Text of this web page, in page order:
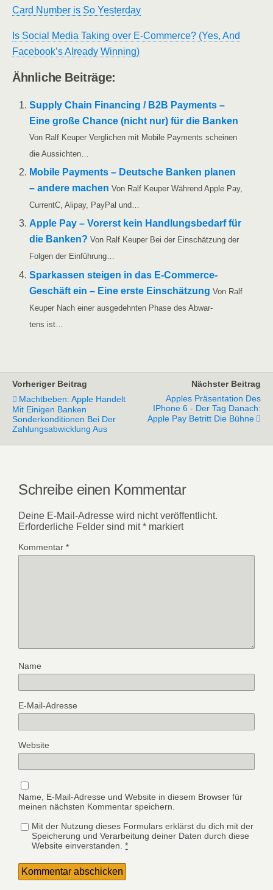
Card Num­ber is So Yesterday
Is Social Media Taking over E‑Commerce? (Yes, And
Facebook’s Alre­a­dy Winning)
Ähn­li­che Beiträge:
Sup­p­ly Chain Finan­cing /​​ B2B Pay­ments –
Eine gro­ße Chan­ce (nicht nur) für die Ban­ken
Von Ralf Keu­per Ver­gli­chen mit Mobi­le Pay­ments schei­nen
die Aussichten…
Mobi­le Pay­ments – Deut­sche Ban­ken pla­nen
– ande­re machen Von Ralf Keu­per Wäh­rend Apple Pay,
Cur­rentC, Ali­pay, Pay­Pal und…
Apple Pay – Vor­erst kein Hand­lungs­be­darf für
die Ban­ken? Von Ralf Keu­per Bei der Ein­schät­zung der
Fol­gen der Einführung…
Spar­kas­sen stei­gen in das E‑Com­­mer­ce-
Geschäft ein – Eine ers­te Ein­schät­zung Von Ralf
Keu­per Nach einer aus­ge­dehn­ten Pha­se des Abwar­
tens ist…
Vorheriger Beitrag
Machtbeben: Apple Handelt
Mit Einigen Banken
Sonderkonditionen Bei Der
Zahlungsabwicklung Aus
Nächster Beitrag
Apples Präsentation Des
IPhone 6 - Der Tag Danach:
Apple Pay Betritt Die Bühne
Schreibe einen Kommentar
Deine E-Mail-Adresse wird nicht veröffentlicht.
Erforderliche Felder sind mit* markiert
Kommentar *
Name
E-Mail-Adresse
Website
Name, E-Mail-Adresse und Website in diesem Browser für
meinen nächsten Kommentar speichern.
Mit der Nutzung dieses Formulars erklärst du dich mit der
Speicherung und Verarbeitung deiner Daten durch diese
Website einverstanden. *